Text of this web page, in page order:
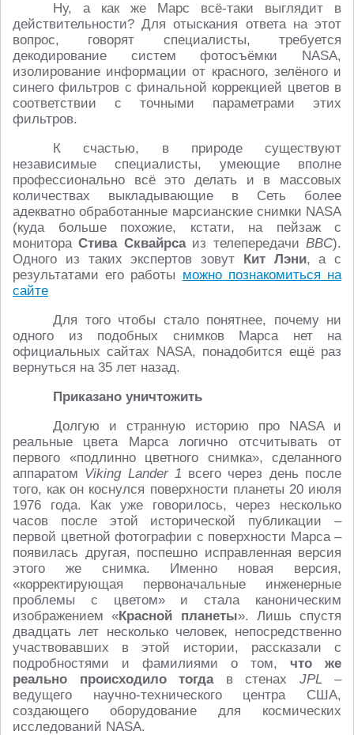
Ну, а как же Марс всё-таки выглядит в
действительности? Для отыскания ответа на этот
вопрос, говорят специалисты, требуется
декодирование систем фотосъёмки NASA,
изолирование информации от красного, зелёного и
синего фильтров с финальной коррекцией цветов в
соответствии с точными параметрами этих
фильтров.
К счастью, в природе существуют
независимые специалисты, умеющие вполне
профессионально всё это делать и в массовых
количествах выкладывающие в Сеть более
адекватно обработанные марсианские снимки NASA
(куда больше похожие, кстати, на пейзаж с
монитораСтива Сквайрсаиз телепередачиBBC).
Одного из таких экспертов зовут Кит Лэни, а с
результатами его работы можно познакомиться на
сайте
Для того чтобы стало понятнее, почему ни
одного из подобных снимков Марса нет на
официальных сайтах NASA, понадобится ещё раз
вернуться на 35 лет назад.
Приказано уничтожить
Долгую и странную историю про NASA и
реальные цвета Марса логично отсчитывать от
первого «подлинно цветного снимка», сделанного
аппаратом Viking Lander 1 всего через день после
того, как он коснулся поверхности планеты 20 июля
1976 года. Как уже говорилось, через несколько
часов после этой исторической публикации –
первой цветной фотографии с поверхности Марса –
появилась другая, поспешно исправленная версия
этого же снимка. Именно новая версия,
«корректирующая первоначальные инженерные
проблемы с цветом» и стала каноническим
изображением «Красной планеты». Лишь спустя
двадцать лет несколько человек, непосредственно
участвовавших в этой истории, рассказали с
подробностями и фамилиями о том, что же
реально происходило тогдав стенах JPL –
ведущего научно-технического центра США,
создающего оборудование для космических
исследований NASA.